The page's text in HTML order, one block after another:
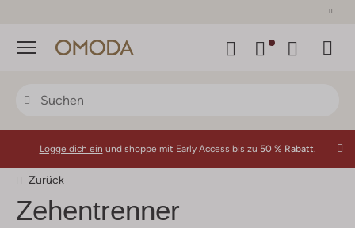
Menü
Logge dich ein und shoppe mit Early Access bis zu 50 % Rabatt.
Zurück
Zehentrenner